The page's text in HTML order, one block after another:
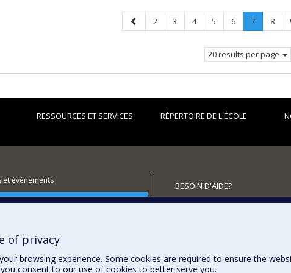
Previous
page
Page
2 Page
3 Page
4 Page
5 Page
6 Page
7.
Current
Page
8
20 results per page
RESSOURCES ET SERVICES RÉPERTOIRE DE L'ÉCOLE
et événements
soutenir l'École?
BESOIN D'AIDE?
Plan du site
of privacy
browsing experience. Some cookies are required to ensure the
consent to our use of cookies to better serve you.